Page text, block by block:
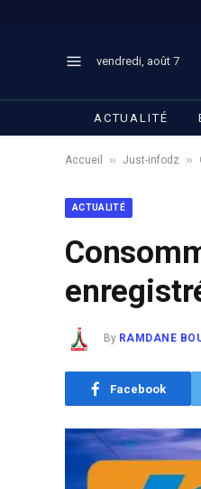
vendredi, août 7
ACTUALITÉ
Accueil » Just-infodz »
ACTUALITÉ
By RAMDANE
Facebook